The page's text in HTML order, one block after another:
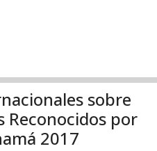
sobre
Reconocidos por
2017